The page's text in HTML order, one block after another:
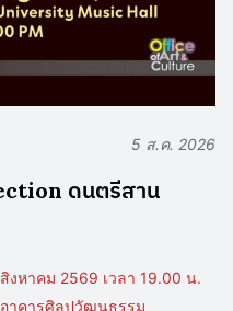
5 ส.ค. 2026
ดนตรีสาน
งหาคม 2569 เวลา 19.00 น.
าคารศิลปวัฒนธรรม